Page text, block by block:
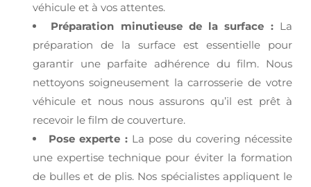
véhicule et à vos attentes.
Préparation minutieuse de la surface :La
préparation de la surface est essentielle pour
garantir une parfaite adhérence du film. Nous
nettoyons soigneusement la carrosserie de votre
véhicule et nous nous assurons qu’il est prêt à
recevoir le film de couverture.
Pose experte :La pose du covering nécessite
une expertise technique pour éviter la formation
de bulles et de plis. Nos spécialistes appliquent le